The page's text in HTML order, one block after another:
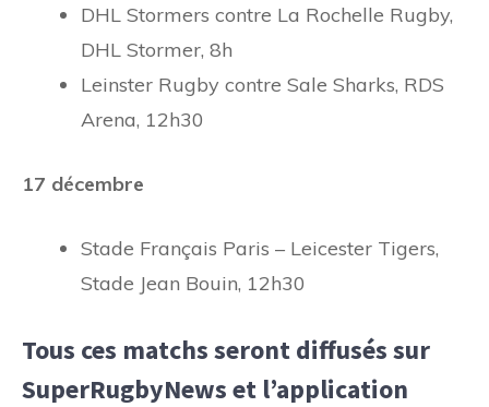
DHL Stormers contre La Rochelle Rugby,
DHL Stormer, 8h
Leinster Rugby contre Sale Sharks, RDS
Arena, 12h30
17 décembre
Stade Français Paris – Leicester Tigers,
Stade Jean Bouin, 12h30
Tous ces matchs seront diffusés sur
SuperRugbyNews et l’application